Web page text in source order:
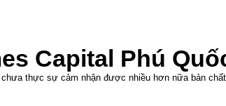
Capital Phú
thực sự cảm nhận được nhiều hơn nữa bản